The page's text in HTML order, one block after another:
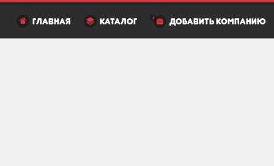
главная каталог добавить компанию